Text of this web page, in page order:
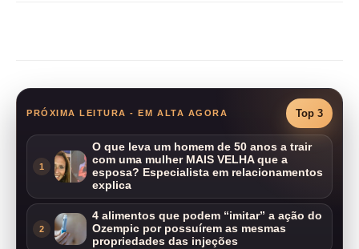
PRÓXIMA LEITURA - EM ALTA AGORA Top 3
1
O que leva um homem de 50 anos a trair
com uma mulher MAIS VELHA que a
esposa? Especialista em relacionamentos
explica
2
4 alimentos que podem “imitar” a ação do
Ozempic por possuírem as mesmas
propriedades das injeções